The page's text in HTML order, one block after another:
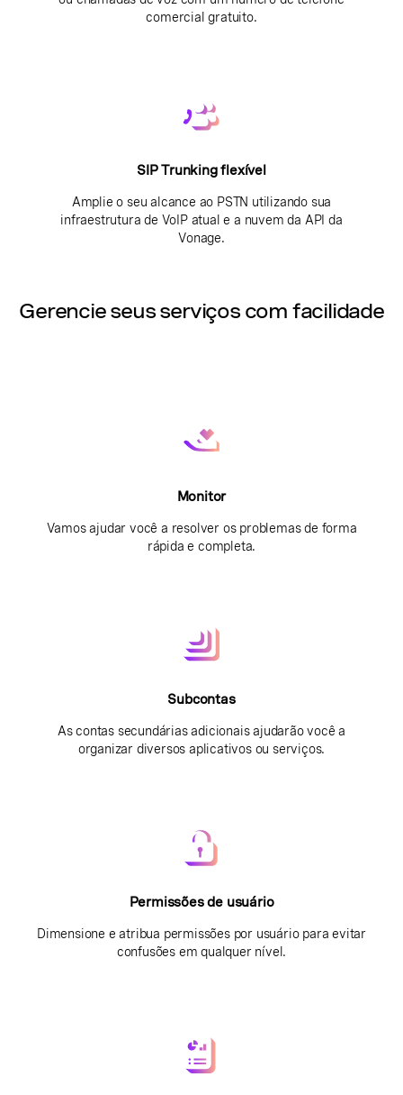
comercial gratuito.
SIP Trunking flexível
Amplie o seu alcance ao PSTN utilizando sua
infraestrutura de VoIP atual e a nuvem da API da
Vonage.
Gerencie seus serviços com facilidade
Monitor
Vamos ajudar você a resolver os problemas de forma
rápida e completa.
Subcontas
As contas secundárias adicionais ajudarão você a
organizar diversos aplicativos ou serviços.
Permissões de usuário
Dimensione e atribua permissões por usuário para evitar
confusões em qualquer nível.